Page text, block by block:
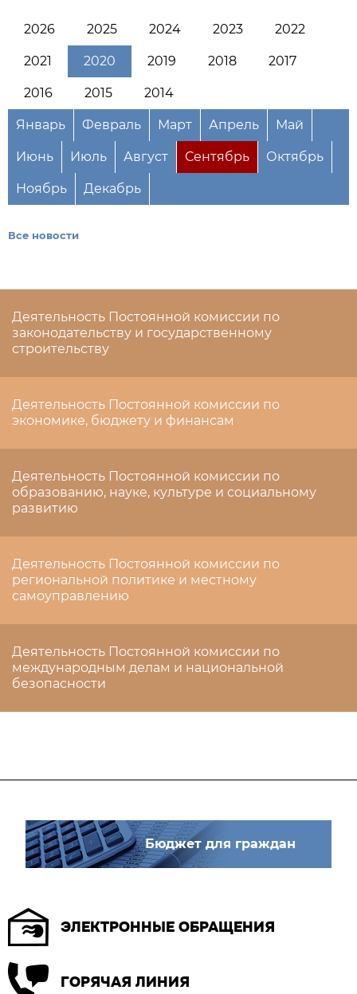
2026 2025 2024 2023 2022
2021 2020 2019 2018 2017
2016 2015 2014
Январь Февраль Март Апрель Май
Июнь Июль Август Сентябрь Октябрь
Ноябрь Декабрь
Все новости
Деятельность Постоянной комиссии по
законодательству и государственному
строительству
Деятельность Постоянной комиссии по
экономике, бюджету и финансам
Деятельность Постоянной комиссии по
образованию, науке, культуре и социальному
развитию
Деятельность Постоянной комиссии по
региональной политике и местному
самоуправлению
Деятельность Постоянной комиссии по
международным делам и национальной
безопасности
Бюджет для граждан
ЭЛЕКТРОННЫЕ ОБРАЩЕНИЯ
ГОРЯЧАЯ ЛИНИЯ